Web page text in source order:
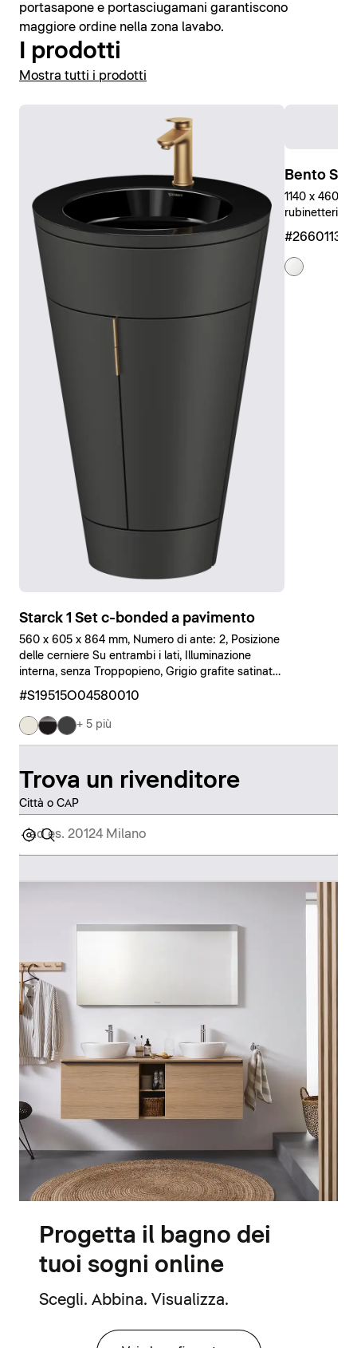
portasapone e portasciugamani garantiscono
maggiore ordine nella zona lavabo.
I prodotti
Mostra tutti i prodotti
Starck 1 Set c-bonded a pavimento
560 x 605 x 864 mm, Numero di ante: 2, Posizione
delle cerniere Su entrambi i lati, Illuminazione
interna, senza Troppopieno, Grigio grafite satinato,
Nero
#S19515O04580010
+ 5 più
Bento
1140 x 460
rubinetteria,
Trova un rivenditore
Città o CAP
Progetta il bagno dei
tuoi sogni online
Scegli. Abbina. Visualizza.